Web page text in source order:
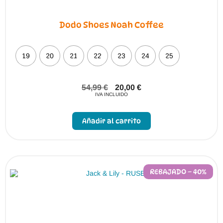
Dodo Shoes Noah Coffee
19 20 21 22 23 24 25
54,99€ 20,00 €
IVA INCLUIDO
Añadir al carrito
se
pueden
elegir
REBAJADO – 40%